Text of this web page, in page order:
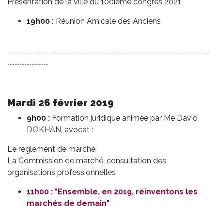
19h00 : Réunion Amicale des Anciens
-----------------------------------------------------------------------------------
-----------------
Mardi 26 février 2019
9h00 : Formation juridique animée par Me David
DOKHAN, avocat :
Le règlement de marché
La Commission de marché, consultation des
organisations professionnelles
11h00 : "Ensemble, en 2019, réinventons les
marchés de demain"